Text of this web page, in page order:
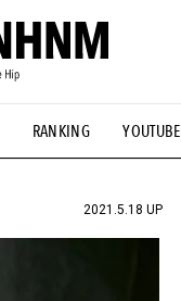
RANKING YOUTUBE
#マイナーグッド図鑑
#FASHION #MUSIC
2021.5.18 UP